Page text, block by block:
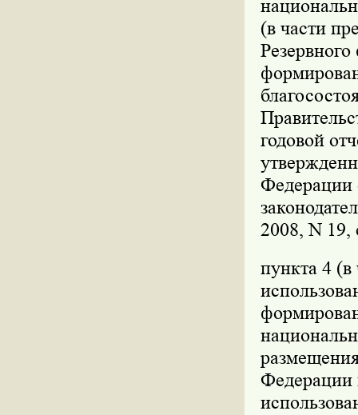
(в части
годовой
Федерации
2008, N 19,
пункта 4 (в
Федерации